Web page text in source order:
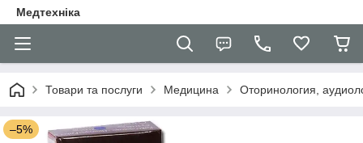
Медтехніка
Товари та послуги Медицина Оторинология,
–5%